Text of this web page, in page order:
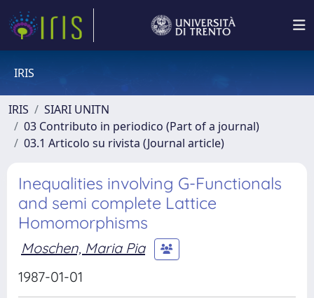
IRIS
IRIS
SIARI UNITN
03 Contributo in periodico (Part of a journal)
03.1 Articolo su rivista (Journal article)
Inequalities involving G-Functionals
and semi complete Lattice
Homomorphisms
Moschen, Maria Pia
1987-01-01